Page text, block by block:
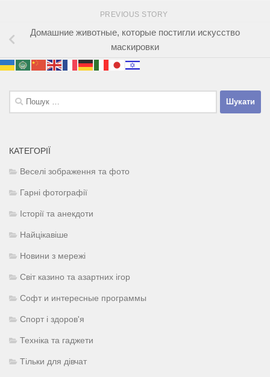
PREVIOUS STORY
Домашние животные, которые постигли искусство
маскировки
Пошук:
КАТЕГОРІЇ
Веселі зображення та фото
Гарні фотографії
Історії та анекдоти
Найцікавіше
Новини з мережі
Світ казино та азартних ігор
Софт и интересные программы
Спорт і здоров'я
Техніка та гаджети
Тільки для дівчат